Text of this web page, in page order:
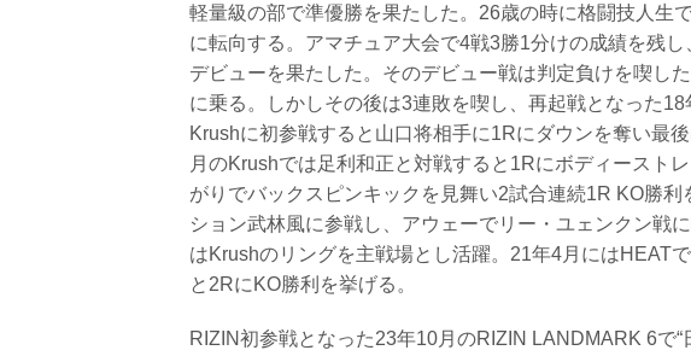
軽量級の部で準優勝を果たした。26歳の時に格闘技人生
に転向する。アマチュア大会で4戦3勝1分けの成績を残
デビューを果たした。そのデビュー戦は判定負けを喫し
に乗る。しかしその後は3連敗を喫し、再起戦となった
Krushに初参戦すると山口将相手に1Rにダウンを奪い最
月のKrushでは足利和正と対戦すると1Rにボディースト
がりでバックスピンキックを見舞い2試合連続1R KO勝
ション武林風に参戦し、アウェーでリー・ユェンクン戦
はKrushのリングを主戦場とし活躍。21年4月にはHEAT
と2RにKO勝利を挙げる。
RIZIN初参戦となった23年10月のRIZIN LANDMARK 6で“